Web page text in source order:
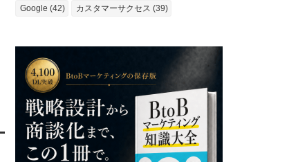
Google (42) カスタマーサクセス (39)